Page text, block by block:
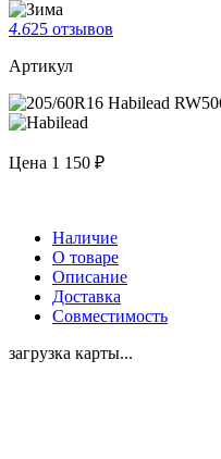
4.625 отзывов
Артикул
Цена 1 150 ₽
Наличие
О товаре
Описание
Доставка
Совместимость
загрузка карты...